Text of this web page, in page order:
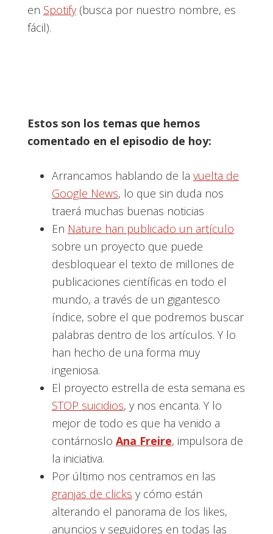
en Spotify(busca por nuestro nombre, es
fácil).
Estos son los temas que hemos
comentado en el episodio de hoy:
Arrancamos hablando de la vuelta de
Google News, lo que sin duda nos
traerá muchas buenas noticias
En Nature han publicado un artículo
sobre un proyecto que puede
desbloquear el texto de millones de
publicaciones científicas en todo el
mundo, a través de un gigantesco
índice, sobre el que podremos buscar
palabras dentro de los artículos. Y lo
han hecho de una forma muy
ingeniosa.
El proyecto estrella de esta semana es
STOP suicidios, y nos encanta. Y lo
mejor de todo es que ha venido a
contárnoslo Ana Freire, impulsora de
la iniciativa.
Por último nos centramos en las
granjas de clicks y cómo están
alterando el panorama de los likes,
anuncios y seguidores en todas las